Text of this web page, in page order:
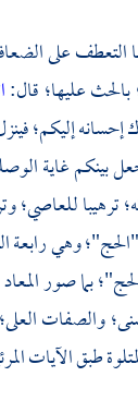
على
بالحث عليها؛ قال:
إحسانه إليكم؛
بينكم غاية
ترهيبا للعاصي؛
وهي رابعة
صور المعاد
والصفات
طبق الآيات